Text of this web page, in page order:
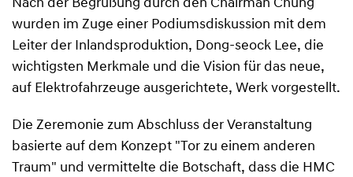
Nach der Begrüßung durch den Chairman Chung
wurden im Zuge einer Podiumsdiskussion mit dem
Leiter der Inlandsproduktion, Dong-seock Lee, die
wichtigsten Merkmale und die Vision für das neue,
auf Elektrofahrzeuge ausgerichtete, Werk vorgestellt.
Die Zeremonie zum Abschluss der Veranstaltung
basierte auf dem Konzept "Tor zu einem anderen
Traum" und vermittelte die Botschaft, dass die HMC